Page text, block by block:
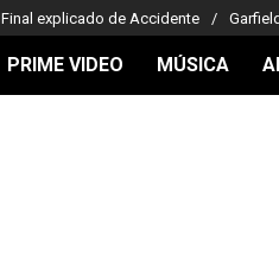
Final explicado de Accidente
PRIME VIDEO MÚSICA